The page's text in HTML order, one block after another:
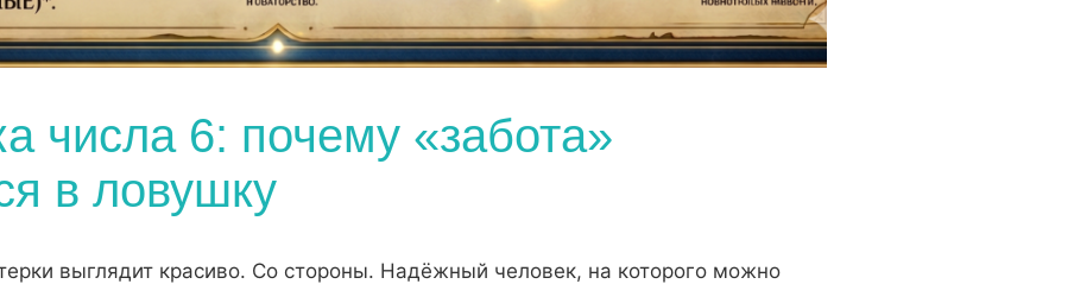
числа 6: почему «забота»
в ловушку
выглядит красиво. Со стороны. Надёжный человек, на которого можно